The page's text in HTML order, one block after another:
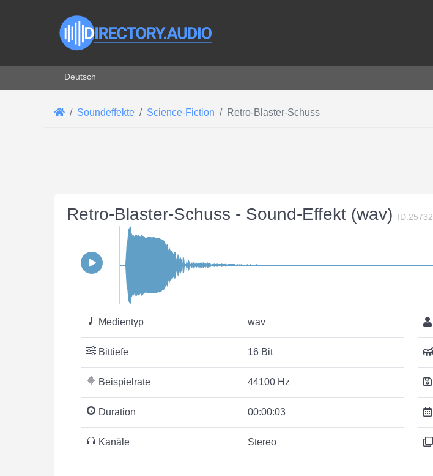
Sprache auswählen
Deutsch
Soundeffekte Science-Fiction Retro-Blaster-Schuss
Retro-Blaster-Schuss - Sound-Effekt (wav) ID:25732
Medientyp wav
Bittiefe 16 Bit
Beispielrate 44100 Hz
Duration 00:00:03
Kanäle Stereo